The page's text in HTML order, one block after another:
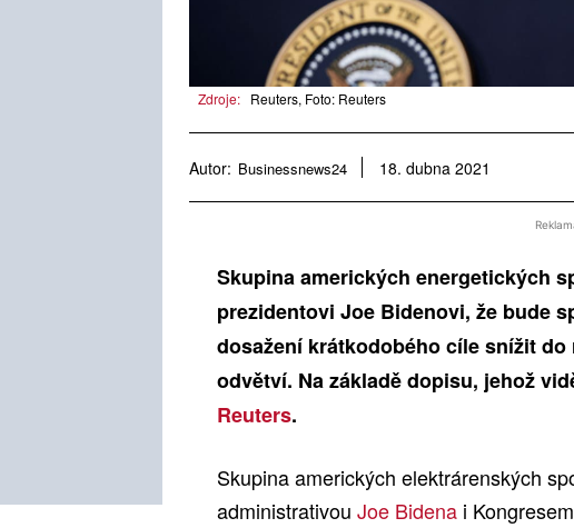
Zdroje: Reuters, Foto: Reuters
Autor: Businessnews24 18. dubna 2021
Skupina amerických energetických
prezidentovi Joe Bidenovi, že bude
dosažení krátkodobého cíle snížit
odvětví. Na základě dopisu, jehož
Reuters.
Skupina amerických elektrárenských
administrativou Joe Bidena i